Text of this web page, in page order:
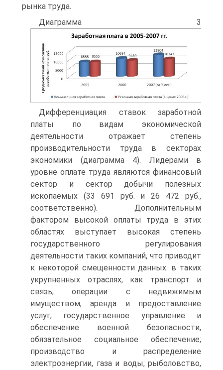
рынка труда.
Диаграмма 3
Дифференциация ставок заработной
платы по видам экономической
деятельности отражает степень
производительности труда в секторах
экономики (диаграмма 4). Лидерами в
уровне оплате труда являются финансовый
сектор и сектор добычи полезных
ископаемых (33 691 руб. и 26 472 руб.,
соответственно). Дополнительным
фактором высокой оплаты труда в этих
областях выступает высокая степень
государственного регулирования
деятельности таких компаний, что приводит
к некоторой смещенности данных. в таких
укрупненных отраслях, как транспорт и
связь; операции с недвижимым
имуществом, аренда и предоставление
услуг; государственное управление и
обеспечение военной безопасности,
обязательное социальное обеспечение;
производство и распределение
электроэнергии, газа и воды; рыболовство,